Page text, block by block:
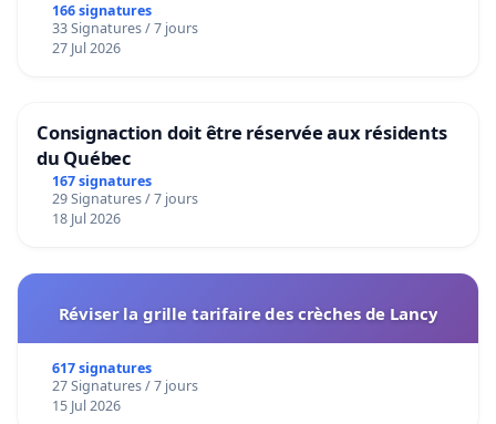
166 signatures
33 Signatures / 7 jours
27 Jul 2026
Consignaction doit être réservée aux résidents
du Québec
167 signatures
29 Signatures / 7 jours
18 Jul 2026
Réviser la grille tarifaire des crèches de Lancy
617 signatures
27 Signatures / 7 jours
15 Jul 2026